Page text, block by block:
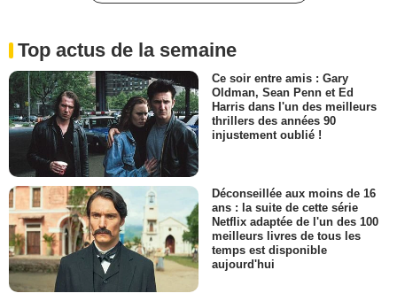
Top actus de la semaine
Ce soir entre amis : Gary
Oldman, Sean Penn et Ed
Harris dans l'un des meilleurs
thrillers des années 90
injustement oublié !
Déconseillée aux moins de 16
ans : la suite de cette série
Netflix adaptée de l'un des 100
meilleurs livres de tous les
temps est disponible
aujourd'hui